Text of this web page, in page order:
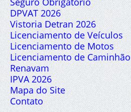
DPVAT 2026
Vistoria Detran 2026
Licenciamento de Veículos
Licenciamento de Motos
Licenciamento de Caminhão
Renavam
IPVA 2026
Mapa do Site
Contato